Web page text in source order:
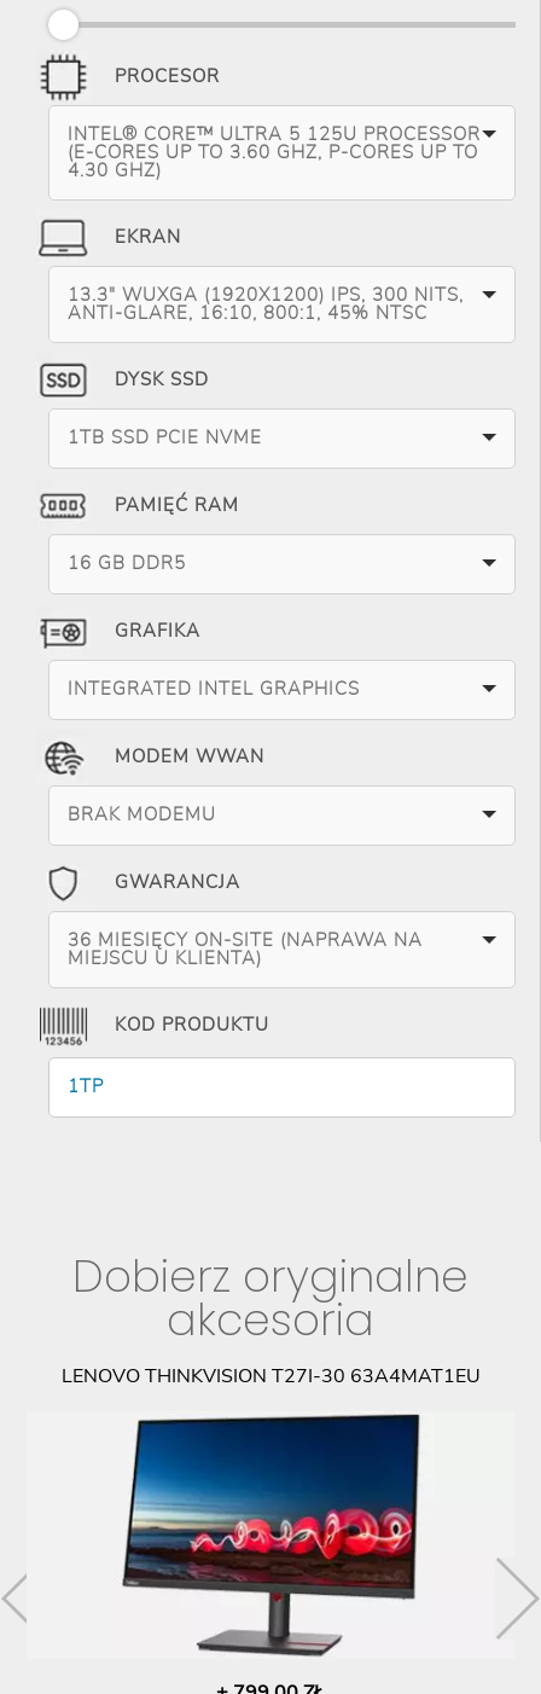
PROCESOR
INTEL® CORE™ ULTRA 5 125U PROCESSOR
(E-CORES UP TO 3.60 GHZ, P-CORES UP TO
4.30 GHZ)
EKRAN
13.3" WUXGA (1920X1200) IPS, 300 NITS,
ANTI-GLARE, 16:10, 800:1, 45% NTSC
DYSK SSD
1TB SSD PCIE NVME
PAMIĘĆ RAM
16 GB DDR5
GRAFIKA
INTEGRATED INTEL GRAPHICS
MODEM WWAN
BRAK MODEMU
GWARANCJA
36 MIESIĘCY ON-SITE (NAPRAWA NA
MIEJSCU U KLIENTA)
KOD PRODUKTU
1TP
Dobierz oryginalne
akcesoria
LENOVO THINKVISION T27I-30 63A4MAT1EU